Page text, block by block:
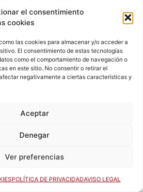
el consentimiento
cookies
las cookies para almacenar y/o acceder a
El consentimiento de estas tecnologías
como el comportamiento de navegación o
en este sitio. No consentir o retirar el
negativamente a ciertas características y
Aceptar
Denegar
Ver preferencias
POLÍTICA DE PRIVACIDADAVISO LEGAL